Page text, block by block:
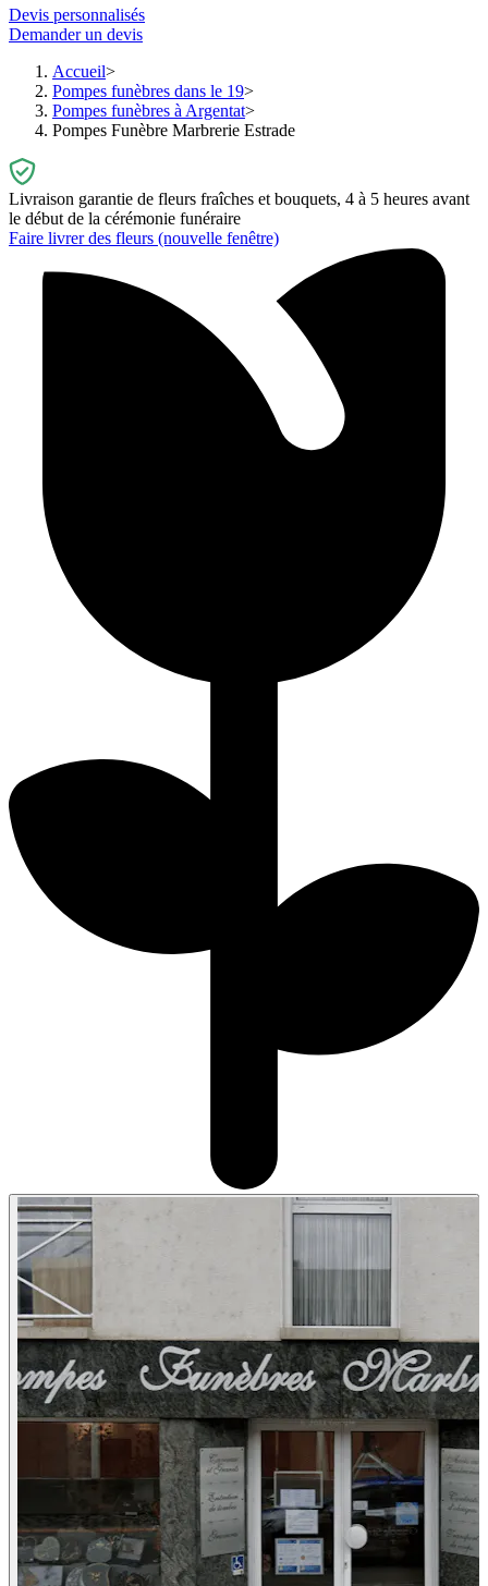
Devis personnalisés
Demander un devis
Accueil
Pompes funèbres dans le 19
Pompes funèbres à Argentat
Pompes Funèbre Marbrerie Estrade
Livraison garantie de fleurs fraîches et bouquets, 4 à 5 heures avant
le début de la cérémonie funéraire
Faire livrer des fleurs (nouvelle fenêtre)